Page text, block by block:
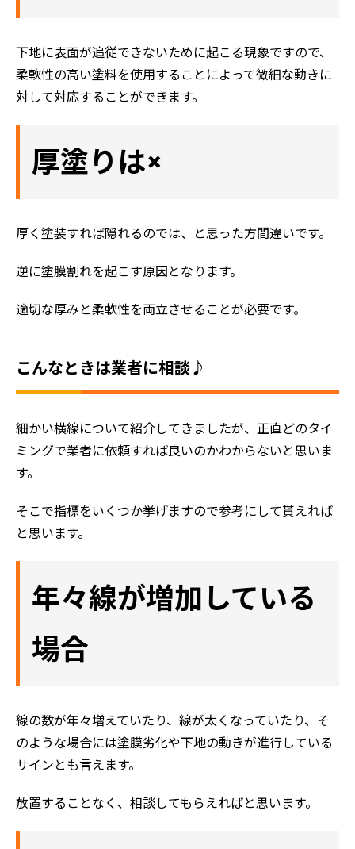
下地に表面が追従できないために起こる現象ですので、
柔軟性の高い塗料を使用することによって微細な動きに
対して対応することができます。
厚塗りは×
厚く塗装すれば隠れるのでは、と思った方間違いです。
逆に塗膜割れを起こす原因となります。
適切な厚みと柔軟性を両立させることが必要です。
こんなときは業者に相談♪
細かい横線について紹介してきましたが、正直どのタイ
ミングで業者に依頼すれば良いのかわからないと思いま
す。
そこで指標をいくつか挙げますので参考にして貰えれば
と思います。
年々線が増加している
場合
線の数が年々増えていたり、線が太くなっていたり、そ
のような場合には塗膜劣化や下地の動きが進行している
サインとも言えます。
放置することなく、相談してもらえればと思います。